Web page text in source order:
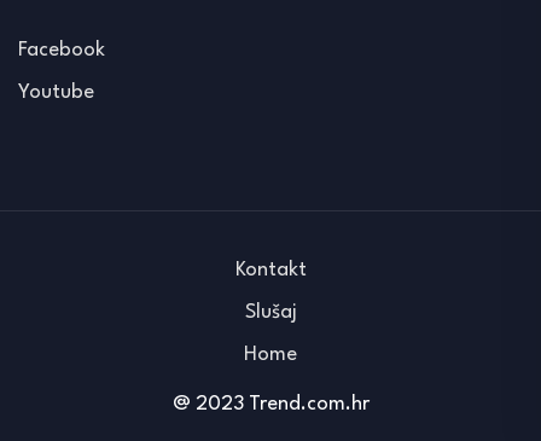
Facebook
Youtube
@ 2023 Trend.com.hr
Kontakt
Slušaj
Home